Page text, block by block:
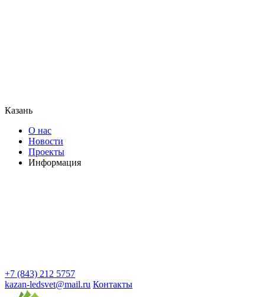
Казань
О нас
Новости
Проекты
Информация
+7 (843) 212 5757
kazan-ledsvet@mail.ru Контакты